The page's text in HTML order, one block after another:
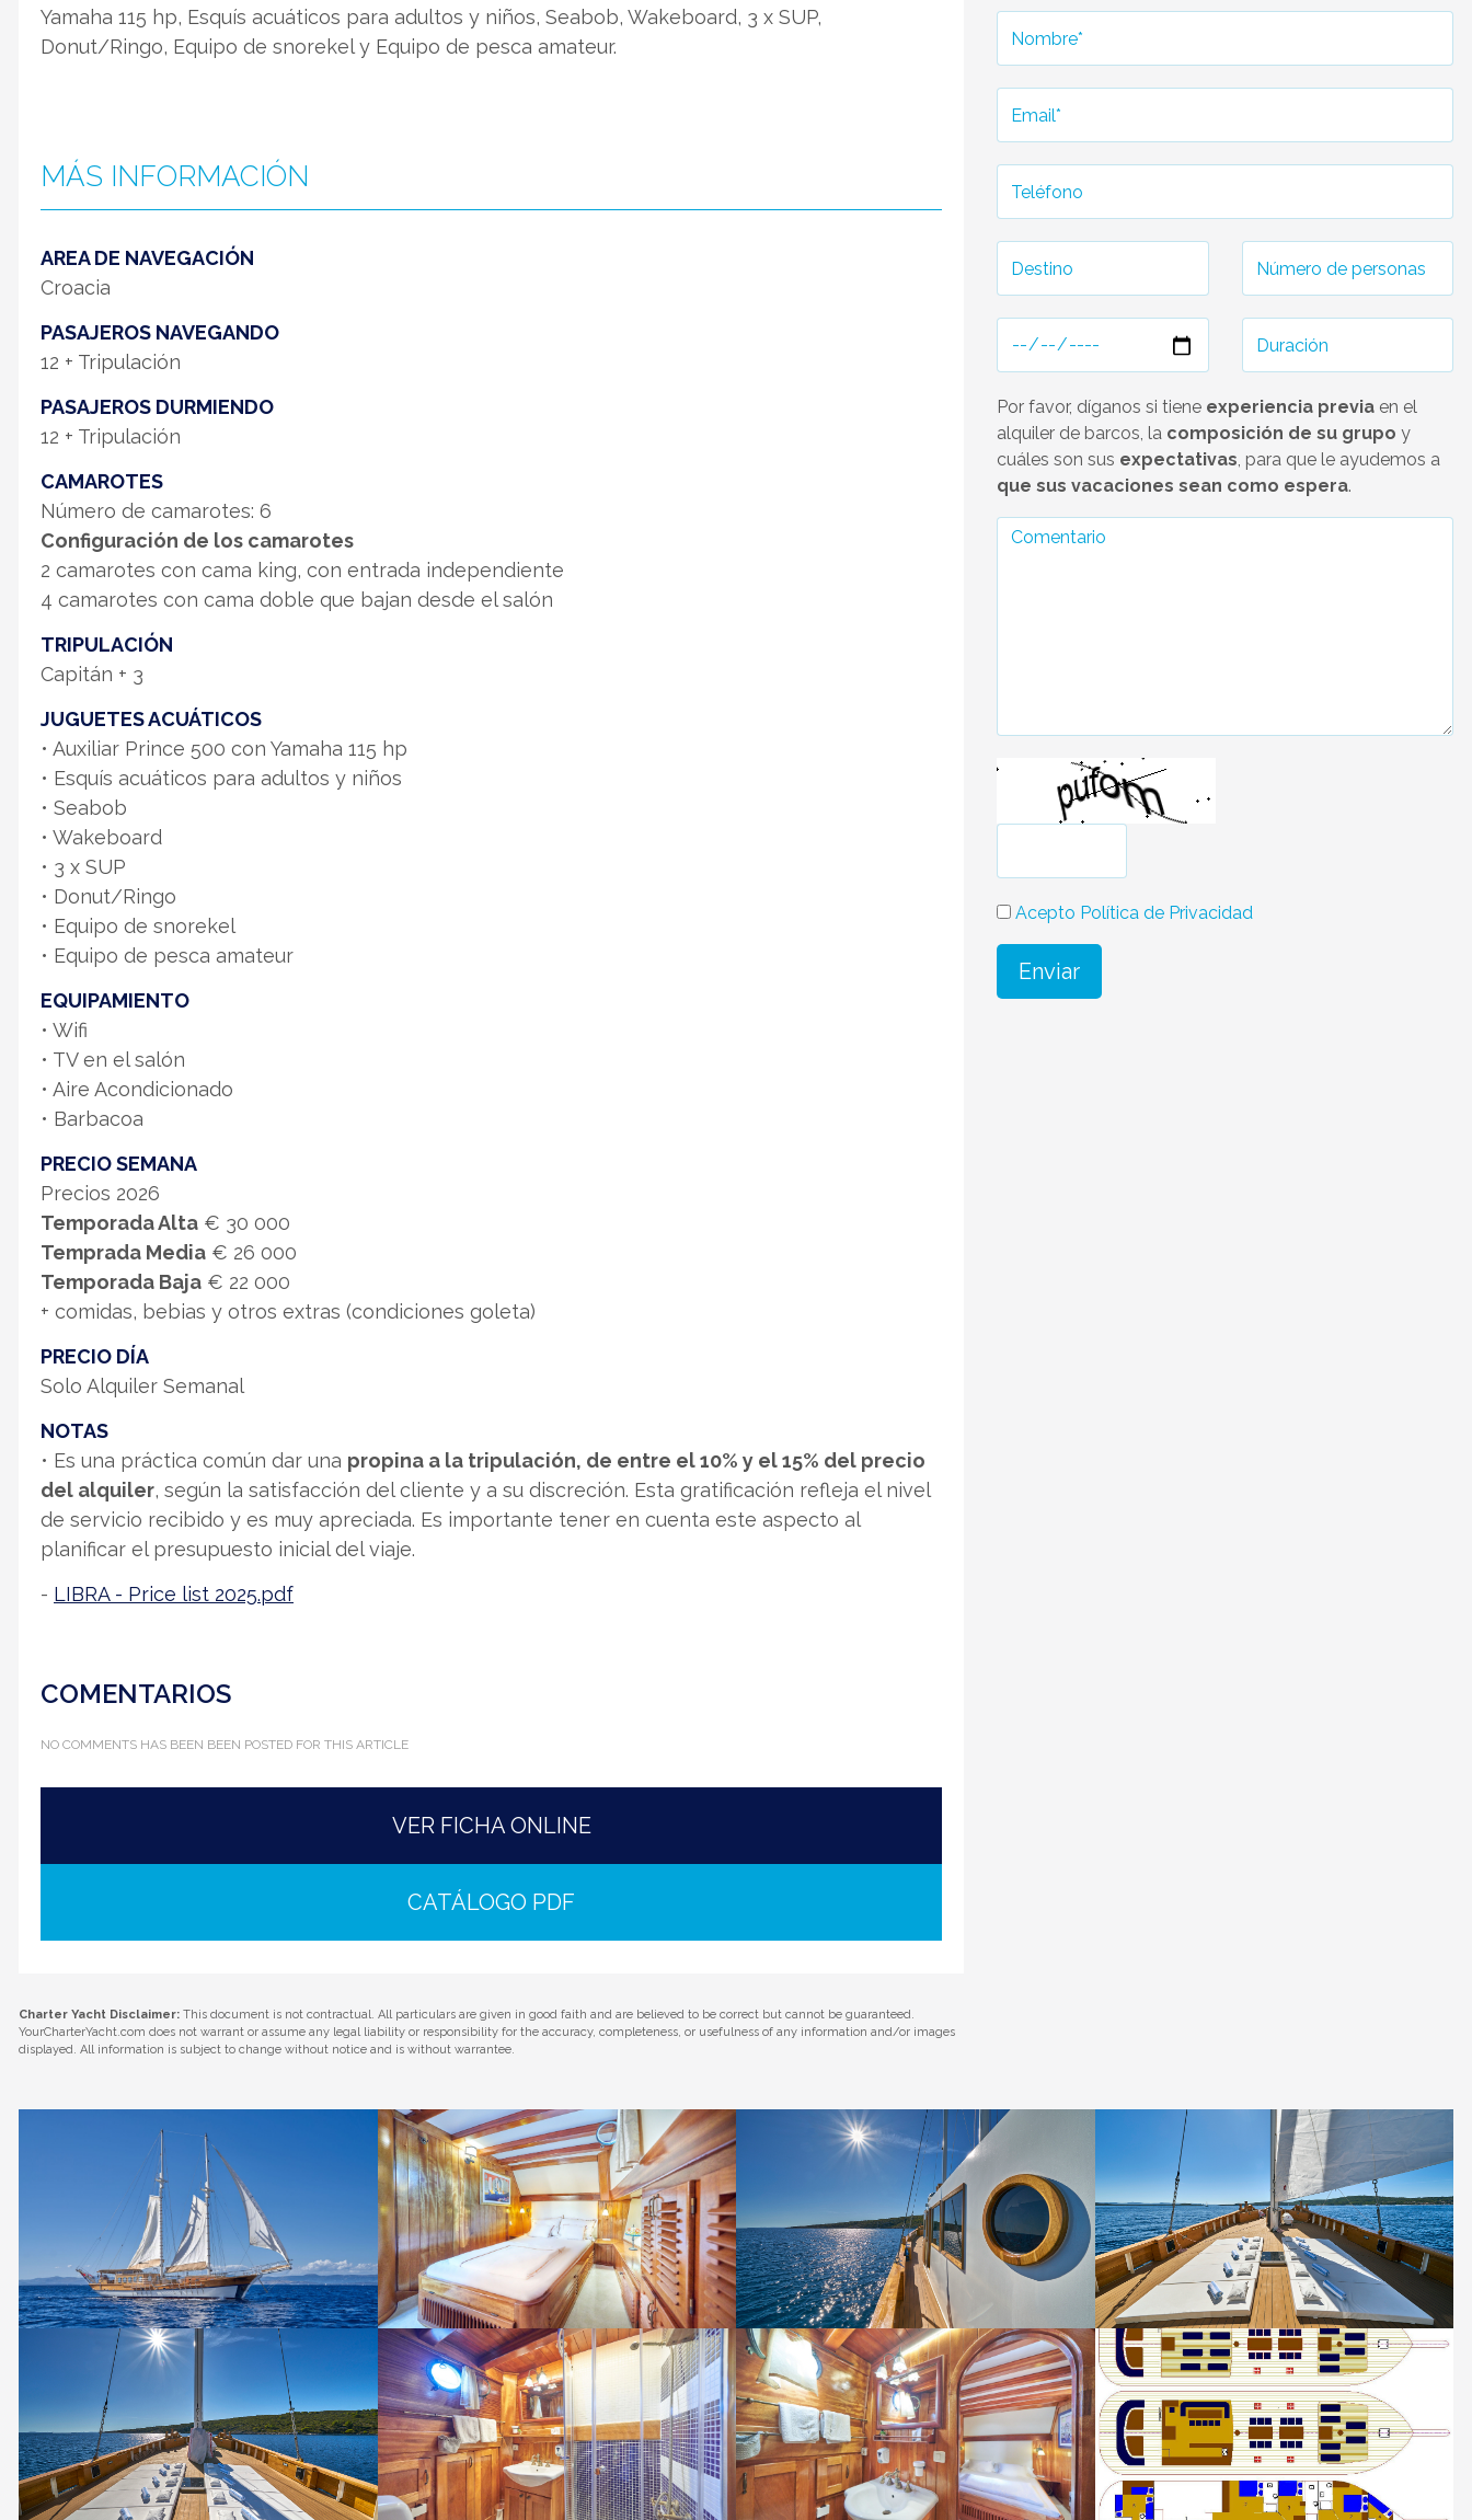
Yamaha 115 hp, Esquís acuáticos para adultos y niños, Seabob, Wakeboard, 3 x SUP,
Donut/Ringo, Equipo de snorekel y Equipo de pesca amateur.
MÁS INFORMACIÓN
AREA DE NAVEGACIÓN
Croacia
PASAJEROS NAVEGANDO
12 + Tripulación
PASAJEROS DURMIENDO
12 + Tripulación
CAMAROTES
Número de camarotes: 6
Configuración de los camarotes
2 camarotes con cama king, con entrada independiente
4 camarotes con cama doble que bajan desde el salón
TRIPULACIÓN
Capitán + 3
JUGUETES ACUÁTICOS
• Auxiliar Prince 500 con Yamaha 115 hp
• Esquís acuáticos para adultos y niños
• Seabob
• Wakeboard
• 3 x SUP
• Donut/Ringo
• Equipo de snorekel
• Equipo de pesca amateur
EQUIPAMIENTO
• Wifi
• TV en el salón
• Aire Acondicionado
• Barbacoa
PRECIO SEMANA
Precios 2026
Temporada Alta € 30 000
Temprada Media € 26 000
Temporada Baja € 22 000
+ comidas, bebias y otros extras (condiciones goleta)
PRECIO DÍA
Solo Alquiler Semanal
NOTAS
• Es una práctica común dar una propina a la tripulación, de entre el 10% y el 15% del precio
del alquiler, según la satisfacción del cliente y a su discreción. Esta gratificación refleja el nivel
de servicio recibido y es muy apreciada. Es importante tener en cuenta este aspecto al
planificar el presupuesto inicial del viaje.
- LIBRA - Price list 2025.pdf
COMENTARIOS
NO COMMENTS HAS BEEN BEEN POSTED FOR THIS ARTICLE
VER FICHA ONLINE
CATÁLOGO PDF
Charter Yacht Disclaimer: This document is not contractual. All particulars are given in good faith and are believed to be correct but cannot be guaranteed.
YourCharterYacht.com does not warrant or assume any legal liability or responsibility for the accuracy, completeness, or usefulness of any information and/or images
displayed. All information is subject to change without notice and is without warrantee.
Por favor, díganos si tiene experiencia previa en el
alquiler de barcos, la composición de su grupo y
cuáles son sus expectativas, para que le ayudemos a
que sus vacaciones sean como espera.
Acepto Política de Privacidad